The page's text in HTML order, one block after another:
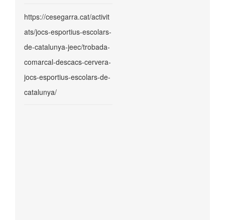
https://cesegarra.cat/activit
ats/jocs-esportius-escolars-
de-catalunya-jeec/trobada-
comarcal-descacs-cervera-
jocs-esportius-escolars-de-
catalunya/